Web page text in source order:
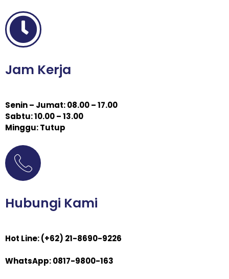
Jam Kerja
Senin – Jumat: 08.00 – 17.00
Sabtu: 10.00 – 13.00
Minggu: Tutup
Hubungi Kami
Hot Line: (+62) 21-8690-9226
WhatsApp: 0817-9800-163